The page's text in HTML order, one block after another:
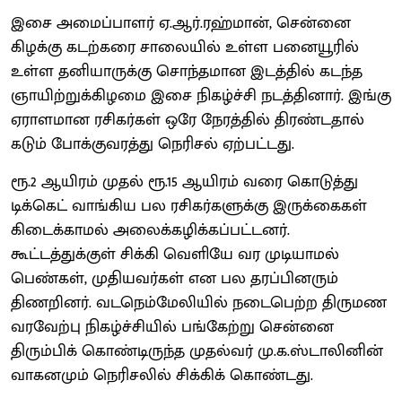
இசை அமைப்பாளர் ஏ.ஆர்.ரஹ்மான், சென்னை
கிழக்கு கடற்கரை சாலையில் உள்ள பனையூரில்
உள்ள தனியாருக்கு சொந்தமான இடத்தில் கடந்த
ஞாயிற்றுக்கிழமை இசை நிகழ்ச்சி நடத்தினார். இங்கு
ஏராளமான ரசிகர்கள் ஒரே நேரத்தில் திரண்டதால்
கடும் போக்குவரத்து நெரிசல் ஏற்பட்டது.
ரூ.2 ஆயிரம் முதல் ரூ.15 ஆயிரம் வரை கொடுத்து
டிக்கெட் வாங்கிய பல ரசிகர்களுக்கு இருக்கைகள்
கிடைக்காமல் அலைக்கழிக்கப்பட்டனர்.
கூட்டத்துக்குள் சிக்கி வெளியே வர முடியாமல்
பெண்கள், முதியவர்கள் என பல தரப்பினரும்
திணறினர். வடநெம்மேலியில் நடைபெற்ற திருமண
வரவேற்பு நிகழ்ச்சியில் பங்கேற்று சென்னை
திரும்பிக் கொண்டிருந்த முதல்வர் மு.க.ஸ்டாலினின்
வாகனமும் நெரிசலில் சிக்கிக் கொண்டது.